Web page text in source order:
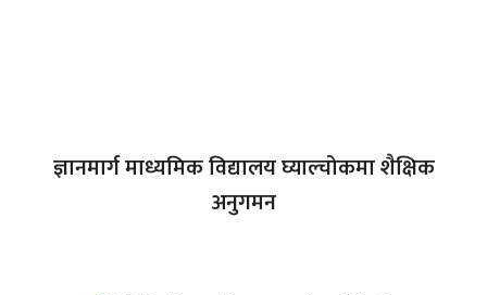
ज्ञानमार्ग माध्यमिक विद्यालय घ्याल्चोकमा शैक्षिक
अनुगमन